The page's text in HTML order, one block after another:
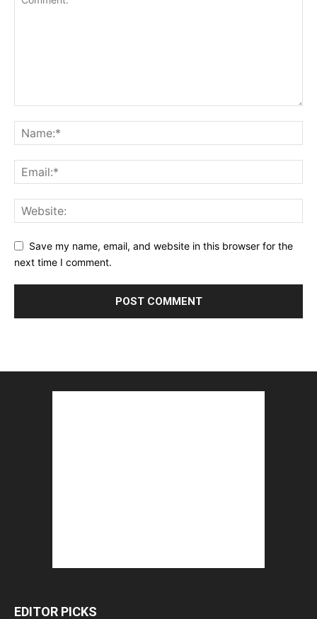
Save my name, email, and website in this browser for the
next time I comment.
EDITOR PICKS